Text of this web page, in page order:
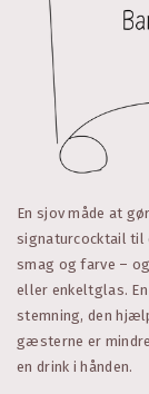
En sjov måde at
signaturcocktail til
smag og farve –
eller enkeltglas.
stemning, den
gæsterne er
en drink i hånden.